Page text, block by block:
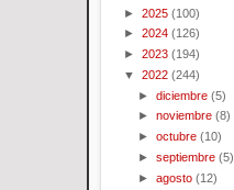
► 2025 (100)
► 2024 (126)
► 2023 (194)
▼ 2022 (244)
►diciembre (5)
►noviembre (8)
►octubre (10)
►septiembre (5)
►agosto (12)